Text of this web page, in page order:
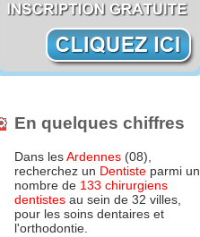
En quelques chiffres
Dans lesArdennes (08),
recherchez un Dentiste parmi un
nombre de 133 chirurgiens
dentistes au sein de 32 villes,
pour les soins dentaires et
l'orthodontie.